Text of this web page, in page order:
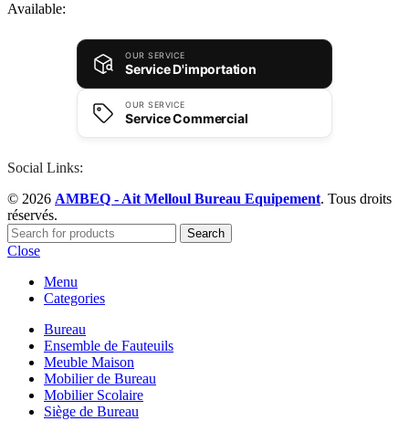
Available:
OUR SERVICE
Service D'importation
OUR SERVICE
Service Commercial
Social Links:
© 2026 AMBEQ - Ait Melloul Bureau Equipement. Tous droits
réservés.
Search
Close
Menu
Categories
Bureau
Ensemble de Fauteuils
Meuble Maison
Mobilier de Bureau
Mobilier Scolaire
Siège de Bureau
AMBEQ
Réponse habituelle en moins de 5 min